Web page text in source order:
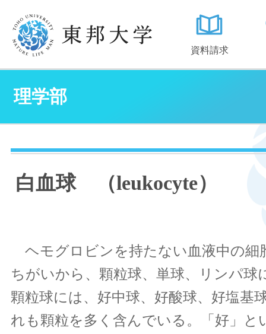
資料請求
理学部
白血球 （leukocyte）
ヘモグロビンを持たない血液中の細
ちがいから、顆粒球、単球、リンパ球
顆粒球には、好中球、好酸球、好塩基
れも顆粒を多く含んでいる。「好」と